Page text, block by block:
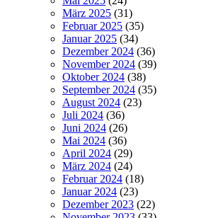
März 2025 (31)
Februar 2025 (35)
Januar 2025 (34)
Dezember 2024 (36)
November 2024 (39)
Oktober 2024 (38)
September 2024 (35)
August 2024 (23)
Juli 2024 (36)
Juni 2024 (26)
Mai 2024 (36)
April 2024 (29)
März 2024 (24)
Februar 2024 (18)
Januar 2024 (23)
Dezember 2023 (22)